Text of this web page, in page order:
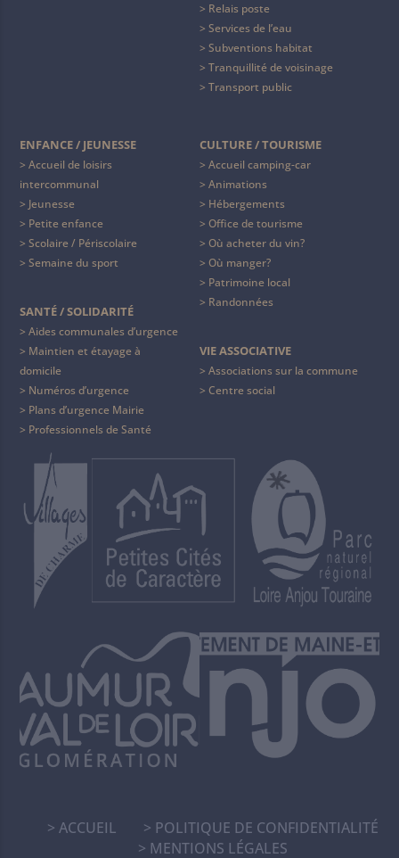
Relais poste
Services de l’eau
Subventions habitat
Tranquillité de voisinage
Transport public
ENFANCE / JEUNESSE
Accueil de loisirs
intercommunal
Jeunesse
Petite enfance
Scolaire / Périscolaire
Semaine du sport
SANTÉ / SOLIDARITÉ
Aides communales d’urgence
Maintien et étayage à
domicile
Numéros d’urgence
Plans d’urgence Mairie
Professionnels de Santé
CULTURE / TOURISME
Accueil camping-car
Animations
Hébergements
Office de tourisme
Où acheter du vin?
Où manger?
Patrimoine local
Randonnées
VIE ASSOCIATIVE
Associations sur la commune
Centre social
ACCUEIL
POLITIQUE DE CONFIDENTIALITÉ
MENTIONS LÉGALES